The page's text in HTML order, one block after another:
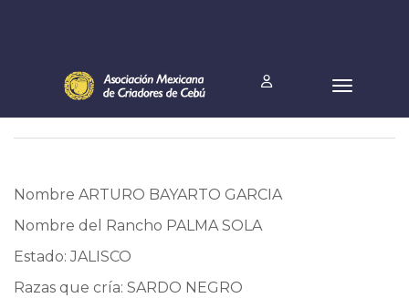
Nombre ARTURO BAYARTO GARCIA
Nombre del Rancho PALMA SOLA
Estado: JALISCO
Razas que cría: SARDO NEGRO